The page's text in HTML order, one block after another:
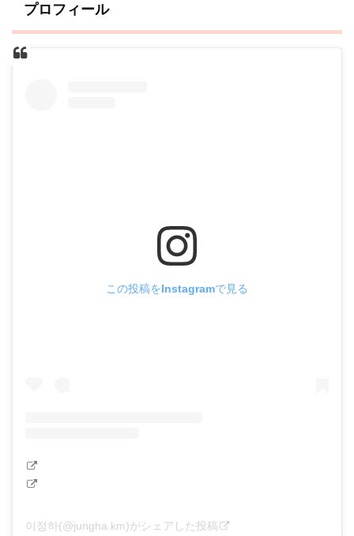
プロフィール
この投稿をInstagramで見る
이정하(@jungha.km)がシェアした投稿